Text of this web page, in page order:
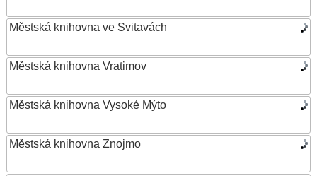
Městská knihovna ve Svitavách
Městská knihovna Vratimov
Městská knihovna Vysoké Mýto
Městská knihovna Znojmo